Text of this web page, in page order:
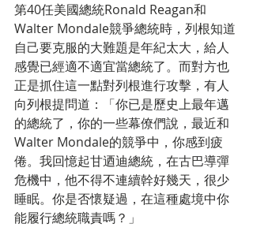
第40任美國總統Ronald Reagan和
Walter Mondale競爭總統時，列根知道
自己要克服的大難題是年紀太大，給人
感覺已經適不適宜當總統了。而對方也
正是抓住這一點對列根進行攻擊，有人
向列根提問道：「你已是歷史上最年邁
的總統了，你的一些幕僚們說，最近和
Walter Mondale的競爭中，你感到疲
倦。我回憶起甘迺迪總統，在古巴導彈
危機中，他不得不連續幹好幾天，很少
睡眠。你是否懷疑過，在這種處境中你
能履行總統職責嗎？」